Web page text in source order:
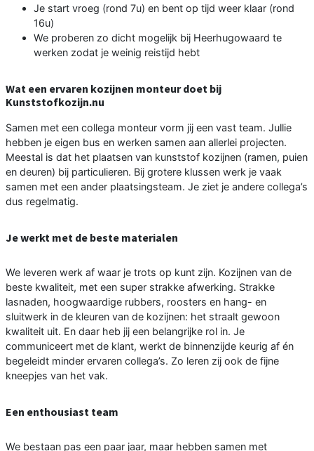
Je start vroeg (rond 7u) en bent op tijd weer klaar (rond
16u)
We proberen zo dicht mogelijk bij Heerhugowaard te
werken zodat je weinig reistijd hebt
Wat een ervaren kozijnen monteur doet bij
Kunststofkozijn.nu
Samen met een collega monteur vorm jij een vast team. Jullie
hebben je eigen bus en werken samen aan allerlei projecten.
Meestal is dat het plaatsen van kunststof kozijnen (ramen, puien
en deuren) bij particulieren. Bij grotere klussen werk je vaak
samen met een ander plaatsingsteam. Je ziet je andere collega’s
dus regelmatig.
Je werkt met de beste materialen
We leveren werk af waar je trots op kunt zijn. Kozijnen van de
beste kwaliteit, met een super strakke afwerking. Strakke
lasnaden, hoogwaardige rubbers, roosters en hang- en
sluitwerk in de kleuren van de kozijnen: het straalt gewoon
kwaliteit uit. En daar heb jij een belangrijke rol in. Je
communiceert met de klant, werkt de binnenzijde keurig af én
begeleidt minder ervaren collega’s. Zo leren zij ook de fijne
kneepjes van het vak.
Een enthousiast team
We bestaan pas een paar jaar, maar hebben samen met